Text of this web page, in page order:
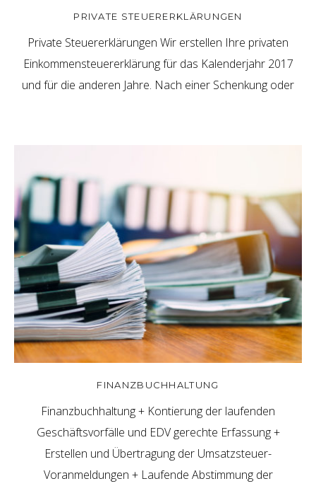
PRIVATE STEUERERKLÄRUNGEN
Private Steuererklärungen Wir erstellen Ihre privaten
Einkommensteuererklärung für das Kalenderjahr 2017
und für die anderen Jahre. Nach einer Schenkung oder
FINANZBUCHHALTUNG
Finanzbuchhaltung + Kontierung der laufenden
Geschäftsvorfälle und EDV gerechte Erfassung +
Erstellen und Übertragung der Umsatzsteuer-
Voranmeldungen + Laufende Abstimmung der